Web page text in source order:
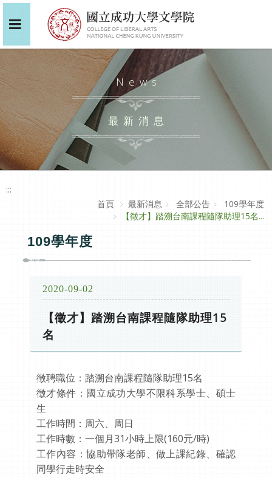
News
最新消息
:::
首頁
最新消息 全部公告
109學年度
【徵才】踏溯台南課程隨隊助理15名...
109學年度
2020-09-02
【徵才】踏溯台南課程隨隊助理15
名
徵聘職位：踏溯台南課程隨隊助理15名
徵才條件：國立成功大學不限科系學士、碩士
生
工作時間：周六、周日
工作時數：一個月31小時上限(160元/時)
工作內容：協助帶隊老師、做上課紀錄、確認
同學行走時安全